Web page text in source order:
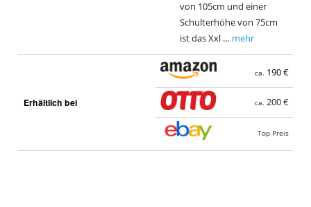
von 105cm und einer
Schulterhöhe von 75cm
ist das Xxl … mehr
Erhältlich bei
ca. 190 €
ca. 200 €
Top Preis